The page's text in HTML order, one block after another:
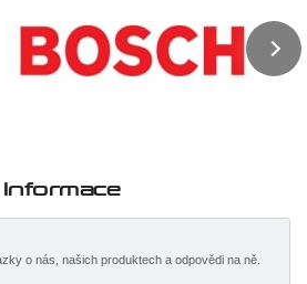
Informace
o nás, našich produktech a odpovědi na ně.